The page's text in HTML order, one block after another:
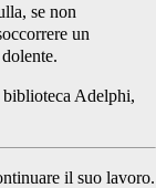
se non
un
biblioteca Adelphi,
il suo lavoro.